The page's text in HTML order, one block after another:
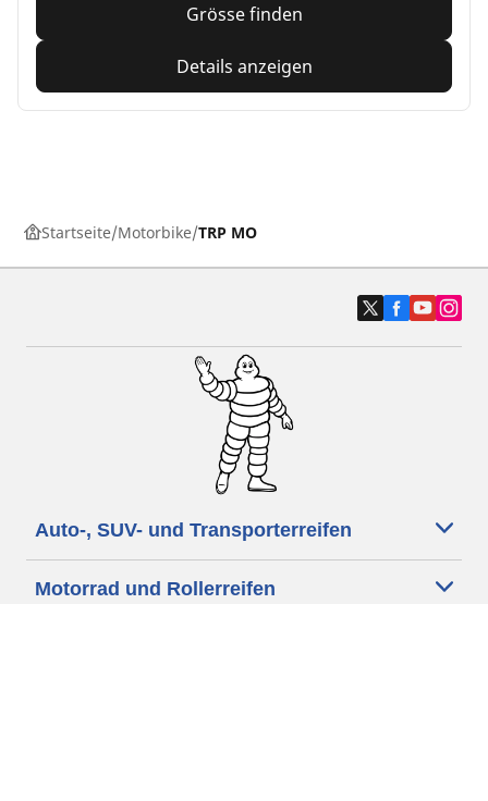
Grösse finden
Details anzeigen
Startseite Motorbike TRP MO
Auto-, SUV- und Transporterreifen
Motorrad und Rollerreifen